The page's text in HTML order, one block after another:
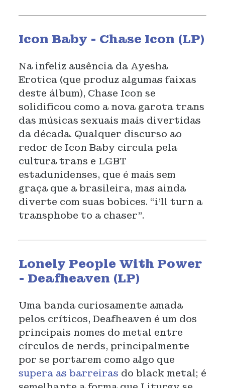
Icon Baby - Chase Icon (LP)
Na infeliz ausência da Ayesha
Erotica (que produz algumas faixas
deste álbum), Chase Icon se
solidificou como a nova garota trans
das músicas sexuais mais divertidas
da década. Qualquer discurso ao
redor de Icon Baby circula pela
cultura trans e LGBT
estadunidenses, que é mais sem
graça que a brasileira, mas ainda
diverte com suas bobices. “i'll turn a
transphobe to a chaser”.
Lonely People With Power
- Deafheaven (LP)
Uma banda curiosamente amada
pelos críticos, Deafheaven é um dos
principais nomes do metal entre
círculos de nerds, principalmente
por se portarem como algo que
supera as barreiras do black metal; é